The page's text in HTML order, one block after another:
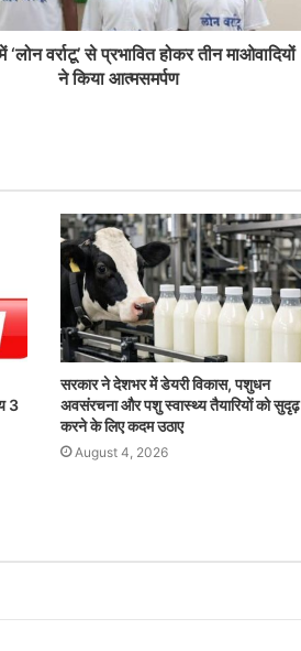
‘लोन वर्राटू’ से प्रभावित होकर तीन माओवादियों
ने किया आत्मसमर्पण
3
सरकार ने देशभर में डेयरी विकास, पशुधन
अवसंरचना और पशु स्वास्थ्य तैयारियों को सुदृढ़
करने के लिए कदम उठाए
August 4, 2026